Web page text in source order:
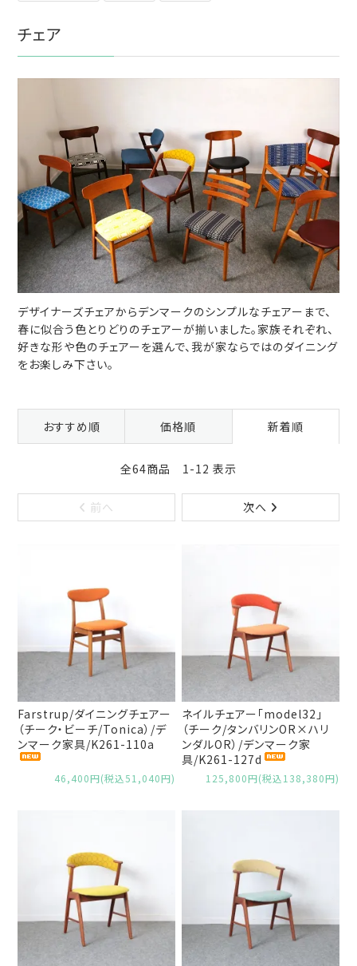
チェア
デザイナーズチェアからデンマークのシンプルなチェアーまで、
春に似合う色とりどりのチェアーが揃いました。家族それぞれ、
好きな形や色のチェアーを選んで、我が家ならではのダイニング
をお楽しみ下さい。
おすすめ順 価格順 新着順
全64商品 1-12 表示
前へ 次へ
Farstrup/ダイニングチェアー
（チーク・ビーチ/Tonica）/デ
ンマーク家具/K261-110a
46,400円(税込51,040円)
ネイルチェアー「model32」
（チーク/タンバリンOR×ハリ
ンダルOR）/デンマーク家
具/K261-127d
125,800円(税込138,380円)